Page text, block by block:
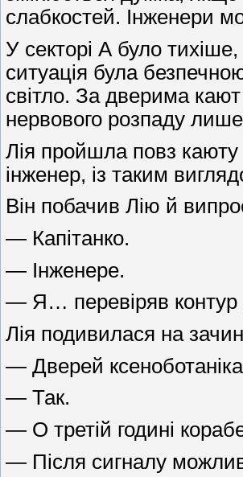
слабкостей. Інженери
У секторі А було
ситуація була
світло. За дверима
нервового розпаду лише
Лія пройшла повз каюту
інженер, із таким
Він побачив Лію й
— Капітанко.
— Інженере.
— Я… перевіряв контур
Лія подивилася на
— Дверей
— Так.
— О третій годині
— Після сигналу